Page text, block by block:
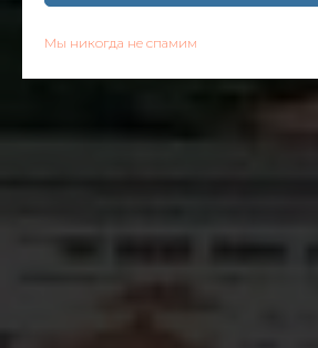
Мы никогда не спамим